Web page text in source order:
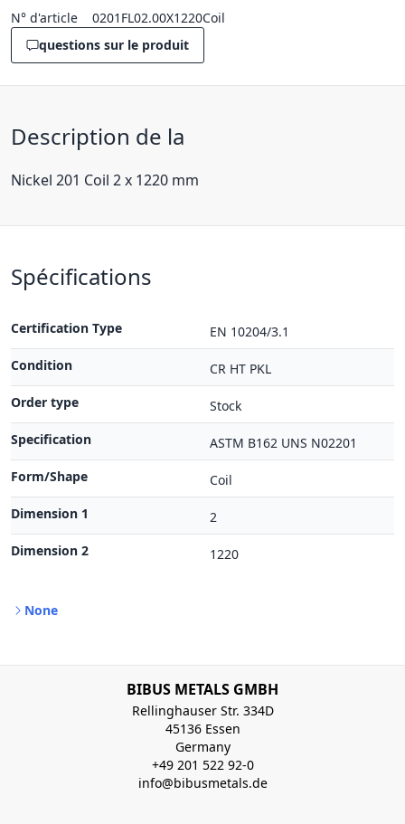
N° d'article
0201FL02.00X1220Coil
questions sur le produit
Description de la
Nickel 201 Coil 2 x 1220 mm
Spécifications
Certification Type
EN 10204/3.1
Condition
CR HT PKL
Order type
Stock
Specification
ASTM B162 UNS N02201
Form/Shape
Coil
Dimension 1
2
Dimension 2
1220
None
BIBUS METALS GMBH
Rellinghauser Str. 334D
45136 Essen
Germany
+49 201 522 92-0
info@bibusmetals.de